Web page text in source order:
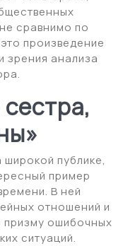
сравнимо по
произведение
зрения анализа
публике,
пример
В ней
отношений и
призму ошибочных
ситуаций.